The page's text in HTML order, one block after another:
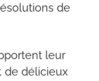
de
leur
de délicieux